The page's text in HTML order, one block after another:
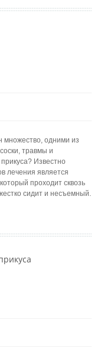
множество, одними из
травмы и
Известно
лечения является
проходит сквозь
сидит и несъемный.